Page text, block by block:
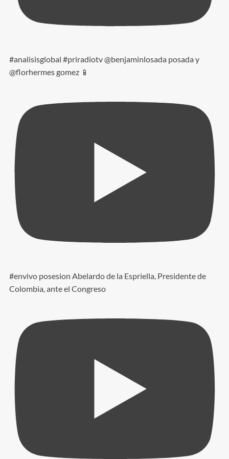
#analisisglobal #priradiotv @benjaminlosada posada y
@florhermes gomez 📱
#envivo posesion Abelardo de la Espriella, Presidente de
Colombia, ante el Congreso